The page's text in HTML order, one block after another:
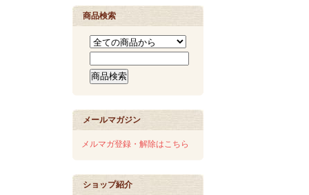
商品検索
メールマガジン
メルマガ登録・解除はこちら
ショップ紹介